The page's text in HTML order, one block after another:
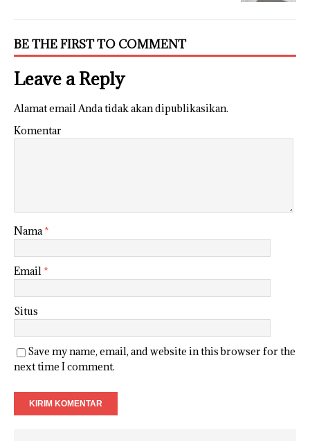
BE THE FIRST TO COMMENT
Leave a Reply
Alamat email Anda tidak akan dipublikasikan.
Komentar
Nama*
Email *
Situs
Save my name, email, and website in this browser for the
next time I comment.